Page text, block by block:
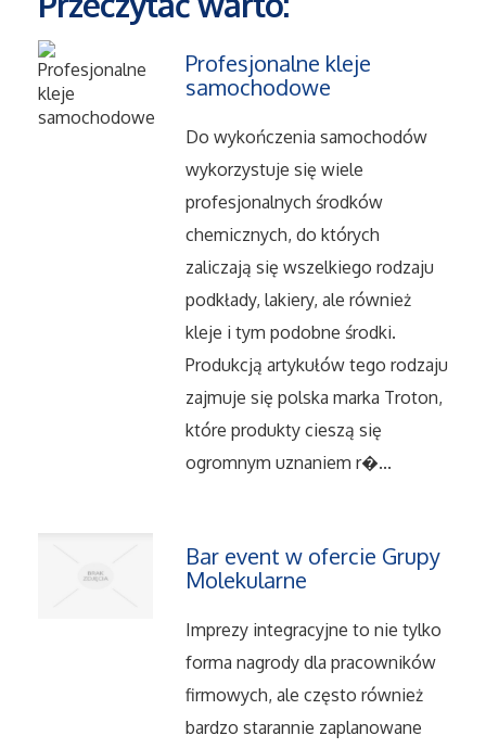
Maszyny
Przemysł Metalowy
Przeprowadzki
Transport
Części Samochodowe
Wynajem
Usługi Motoryzacyjne
Materiały Promocyjne
Agencje Reklamowe
Materiały Reklamowe
Profesjonalne kleje
samochodowe
Do wykończenia samochodów
wykorzystuje się wiele
profesjonalnych środków
chemicznych, do których
zaliczają się wszelkiego rodzaju
podkłady, lakiery, ale również
kleje i tym podobne środki.
Produkcją artykułów tego rodzaju
zajmuje się polska marka Troton,
które produkty cieszą się
ogromnym uznaniem r�...
Bar event w ofercie Grupy
Molekularne
Imprezy integracyjne to nie tylko
forma nagrody dla pracowników
firmowych, ale często również
bardzo starannie zaplanowane